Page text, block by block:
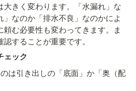
大きく変わります。「水漏れ」な
なのか「排水不良」なのかによ
頼む必要性も変わってきます。ま
することが重要です。
ェック
は引き出しの「底面」か「奥（配